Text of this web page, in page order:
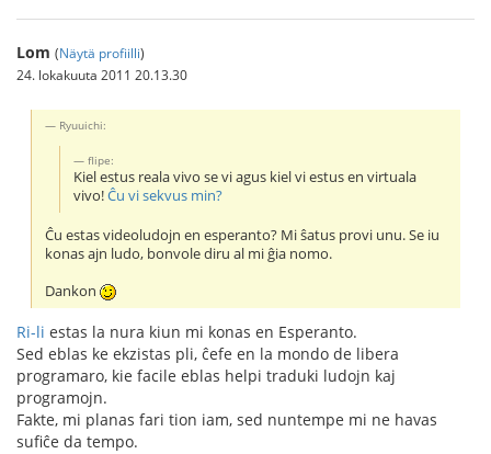
Lom (Näytä profiilli)
24. lokakuuta 2011 20.13.30
Ryuuichi:
flipe:
Kiel estus reala vivo se vi agus kiel vi estus en virtuala
vivo!Ĉu vi sekvus min?
Ĉu estas videoludojn en esperanto? Mi ŝatus provi unu. Se iu
konas ajn ludo, bonvole diru al mi ĝia nomo.
Dankon
Ri-li estas la nura kiun mi konas en Esperanto.
Sed eblas ke ekzistas pli, ĉefe en la mondo de libera
programaro, kie facile eblas helpi traduki ludojn kaj
programojn.
Fakte, mi planas fari tion iam, sed nuntempe mi ne havas
sufiĉe da tempo.